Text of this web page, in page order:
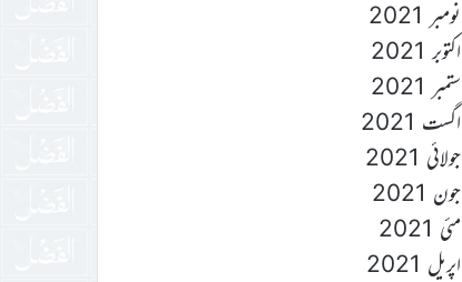
نومبر 2021
اکتوبر 2021
ستمبر 2021
اگست 2021
جولائی 2021
جون 2021
مئی 2021
اپریل 2021